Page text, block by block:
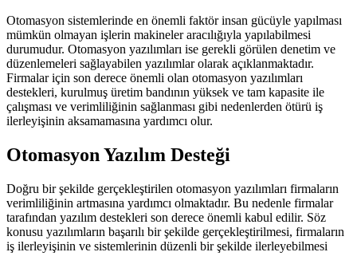
Otomasyon sistemlerinde en önemli faktör insan gücüyle yapılması
mümkün olmayan işlerin makineler aracılığıyla yapılabilmesi
durumudur. Otomasyon yazılımları ise gerekli görülen denetim ve
düzenlemeleri sağlayabilen yazılımlar olarak açıklanmaktadır.
Firmalar için son derece önemli olan otomasyon yazılımları
destekleri, kurulmuş üretim bandının yüksek ve tam kapasite ile
çalışması ve verimliliğinin sağlanması gibi nedenlerden ötürü iş
ilerleyişinin aksamamasına yardımcı olur.
Otomasyon Yazılım Desteği
Doğru bir şekilde gerçekleştirilen otomasyon yazılımları firmaların
verimliliğinin artmasına yardımcı olmaktadır. Bu nedenle firmalar
tarafından yazılım destekleri son derece önemli kabul edilir. Söz
konusu yazılımların başarılı bir şekilde gerçekleştirilmesi, firmaların
iş ilerleyişinin ve sistemlerinin düzenli bir şekilde ilerleyebilmesi